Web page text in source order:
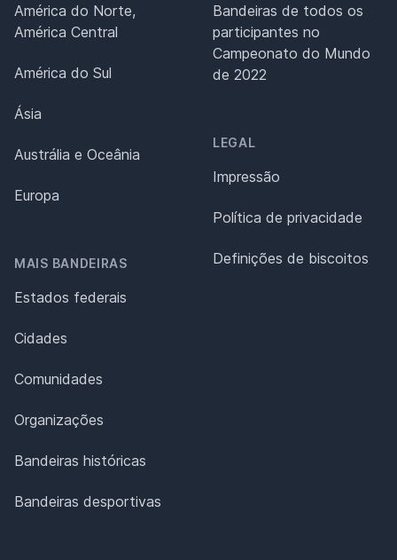
América do Norte,
América Central
América do Sul
Ásia
Austrália e Oceânia
Europa
MAIS BANDEIRAS
Estados federais
Cidades
Comunidades
Organizações
Bandeiras históricas
Bandeiras desportivas
Bandeiras de todos os
participantes no
Campeonato do Mundo
de 2022
LEGAL
Impressão
Política de privacidade
Definições de biscoitos